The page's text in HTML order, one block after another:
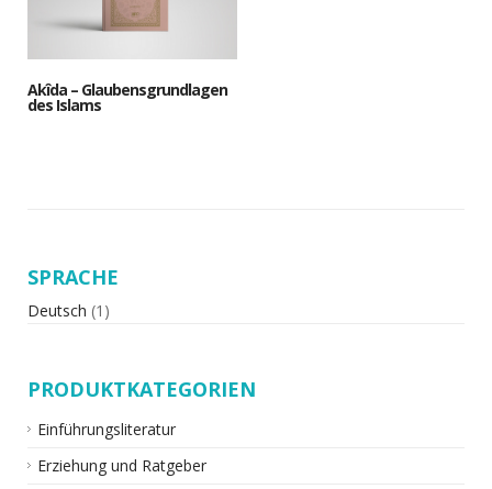
Akîda – Glaubensgrundlagen
des Islams
SPRACHE
Deutsch (1)
PRODUKTKATEGORIEN
Einführungsliteratur
Erziehung und Ratgeber